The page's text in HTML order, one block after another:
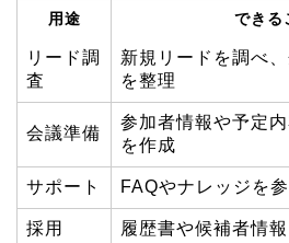
用途 できる
リード調
査
新規リードを調べ
を整理
会議準備
参加者情報や予定
を作成
サポート FAQやナレッジを
採用 履歴書や候補者情